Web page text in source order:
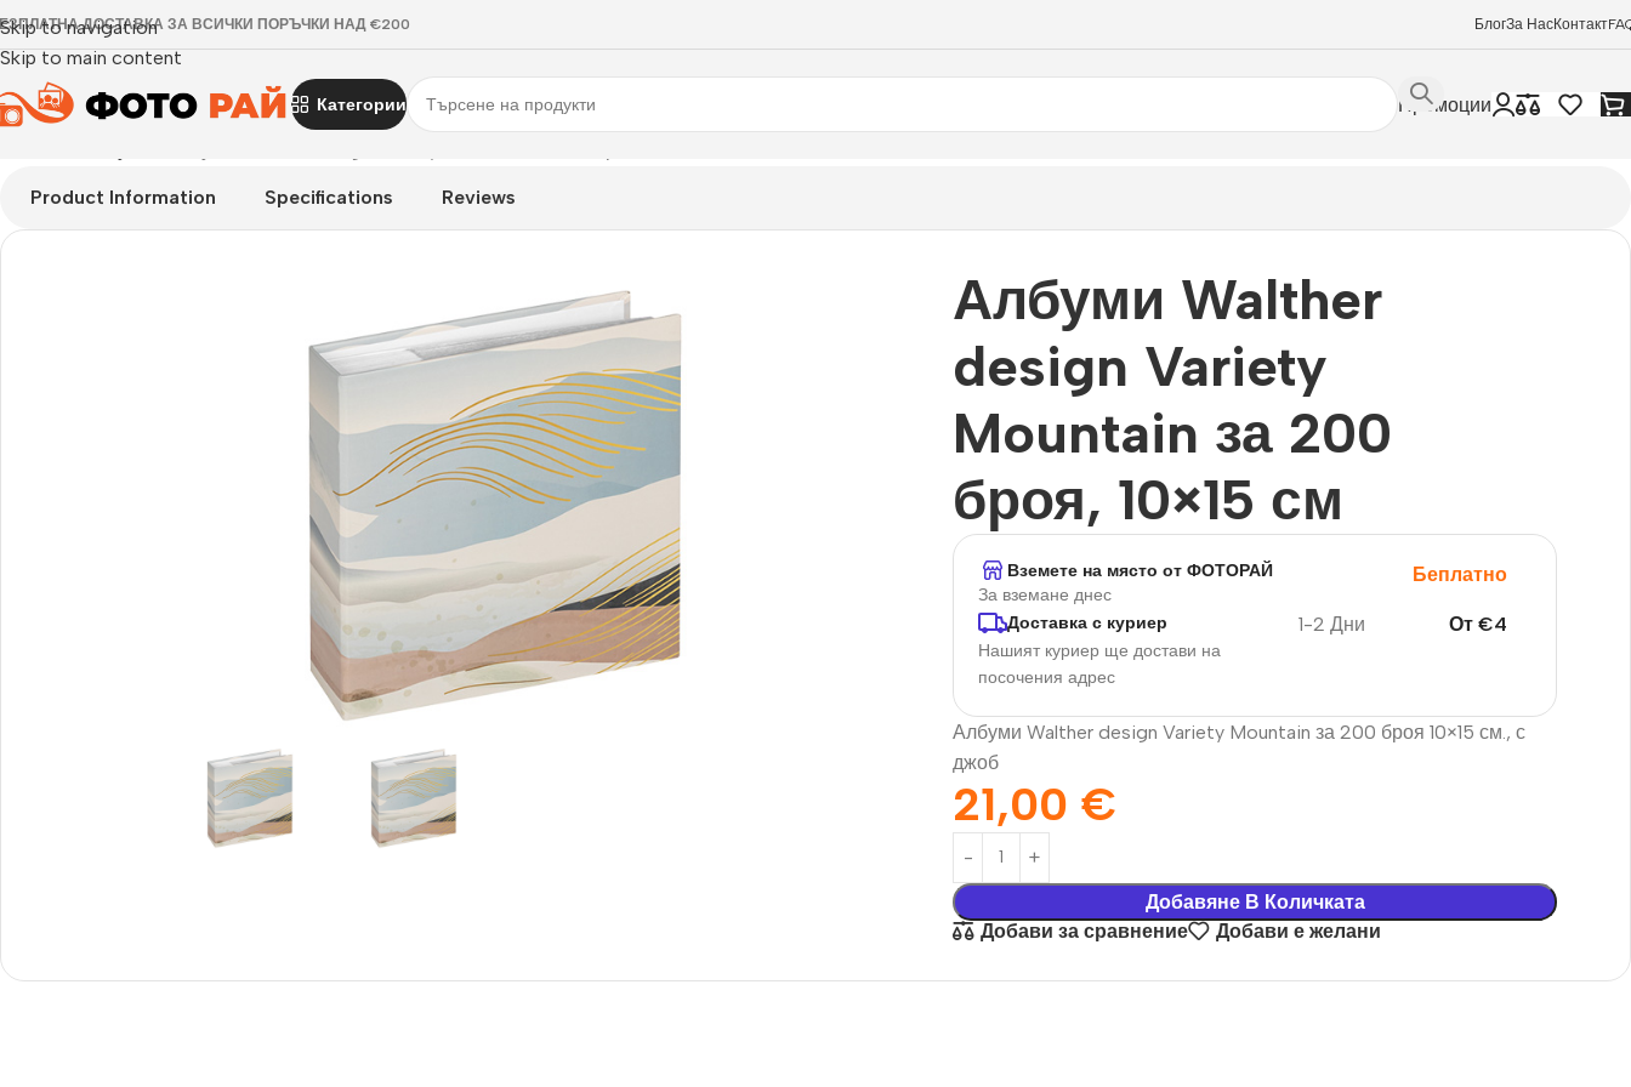
Skip to navigation
Skip to main content
ДОСТАВКА ЗА ВСИЧКИ ПОРЪЧКИ НАД €200 БлогЗа НасКонтакт
Категории
Акрилик Бонд
Тениски
Промоции
Product Information Specifications Reviews
Албуми Walther
design Variety
Mountain за 200
броя, 10×15 см
Вземете на място от ФОТОРАЙ
За вземане днес
Беплатно
Доставка с куриер
Нашият куриер ще достави на
посочения адрес
1-2 Дни От €4
Албуми Walther design Variety Mountain за 200 броя 10×15 см., с
джоб
21,00€
Добавяне В Количката
Добави за сравнение
Добави е желани